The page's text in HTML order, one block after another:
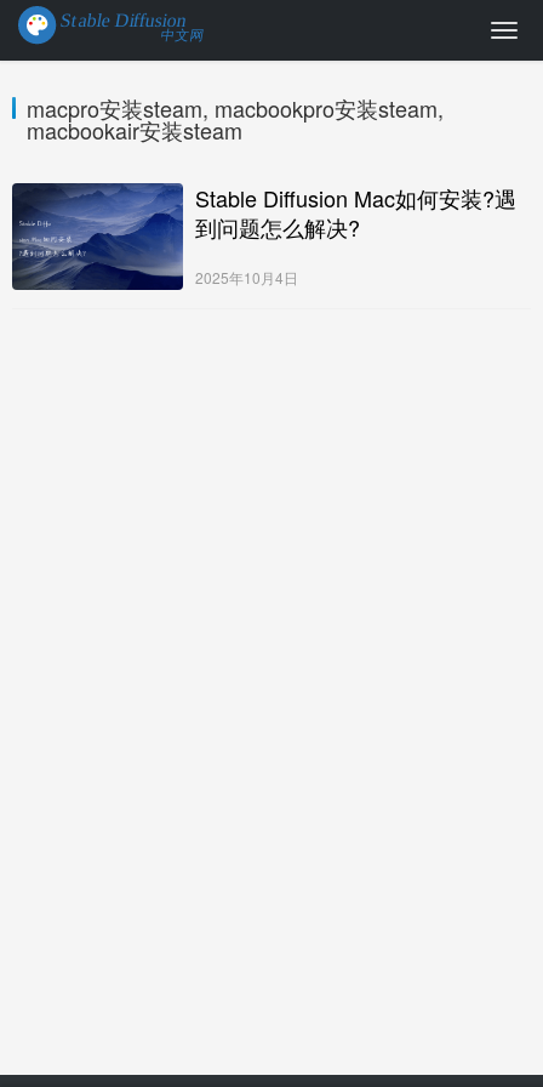
macpro安装steam, macbookpro安装steam,
macbookair安装steam
Stable Diffusion Mac如何安装?遇
到问题怎么解决?
2025年10月4日